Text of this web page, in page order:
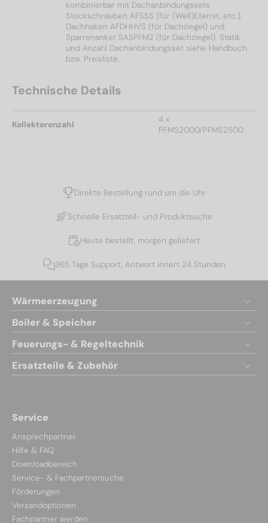
kombinierbar mit Dachanbindungssets
Stockschrauben AFSSS (für (Well)Eternit, etc.),
Dachhaken AFDHHVS (für Dachziegel) und
Sparrenanker SASPFM2 (für Dachziegel). Statik
und Anzahl Dachanbindungsset siehe Handbuch
bzw. Preisliste.
Technische Details
Kollektorenzahl
4 x
PFMS2000/PFMS2500
Direkte Bestellung rund um die Uhr
Schnelle Ersatzteil- und Produktsuche
Heute bestellt, morgen geliefert
365 Tage Support, Antwort innert 24 Stunden
Wärmeerzeugung
Boiler & Speicher
Feuerungs- & Regeltechnik
Ersatzteile & Zubehör
Service
Ansprechpartner
Hilfe & FAQ
Downloadbereich
Service- & Fachpartnersuche
Förderungen
Versandoptionen
Fachpartner werden